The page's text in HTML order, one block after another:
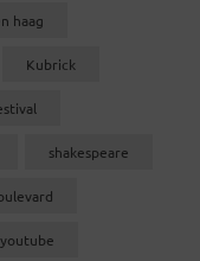
haag
Kubrick
shakespeare
youtube